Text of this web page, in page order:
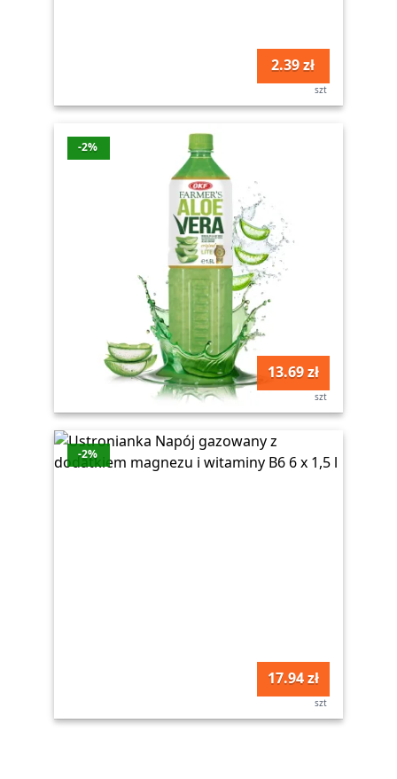
2.39 zł
szt
-2%
13.69 zł
szt
-2%
17.94 zł
szt